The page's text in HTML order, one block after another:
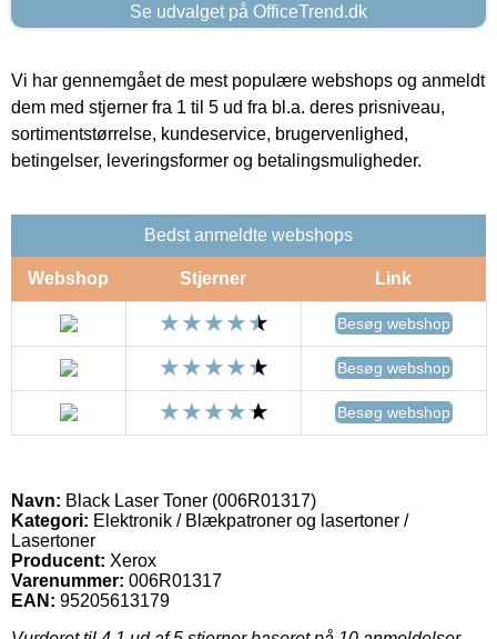
Se udvalget på OfficeTrend.dk
Vi har gennemgået de mest populære webshops og anmeldt
dem med stjerner fra 1 til 5 ud fra bl.a. deres prisniveau,
sortimentstørrelse, kundeservice, brugervenlighed,
betingelser, leveringsformer og betalingsmuligheder.
Bedst anmeldte webshops
Webshop Stjerner Link
Besøg webshop
Besøg webshop
Besøg webshop
Navn: Black Laser Toner (006R01317)
Kategori: Elektronik / Blækpatroner og lasertoner /
Lasertoner
Producent: Xerox
Varenummer: 006R01317
EAN: 95205613179